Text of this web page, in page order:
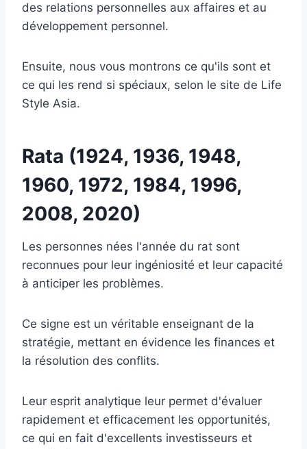
des relations personnelles aux affaires et au
développement personnel.
Ensuite, nous vous montrons ce qu'ils sont et
ce qui les rend si spéciaux, selon le site de Life
Style Asia.
Rata (1924, 1936, 1948,
1960, 1972, 1984, 1996,
2008, 2020)
Les personnes nées l'année du rat sont
reconnues pour leur ingéniosité et leur capacité
à anticiper les problèmes.
Ce signe est un véritable enseignant de la
stratégie, mettant en évidence les finances et
la résolution des conflits.
Leur esprit analytique leur permet d'évaluer
rapidement et efficacement les opportunités,
ce qui en fait d'excellents investisseurs et